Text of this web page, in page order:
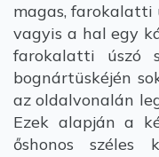
magas, farokalatti
vagyis a hal egy
farokalatti úszó
bognártüskéjén
az oldalvonalán
Ezek alapján a
őshonos széles